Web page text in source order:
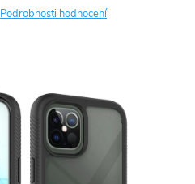
Podrobnosti hodnocení